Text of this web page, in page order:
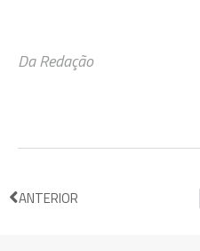
Da Redação
ANTERIOR